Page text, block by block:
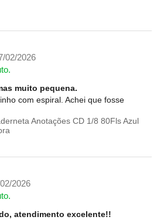
02/2026
muito pequena.
com espiral. Achei que fosse
Anotações CD 1/8 80Fls Azul
2026
atendimento excelente!!